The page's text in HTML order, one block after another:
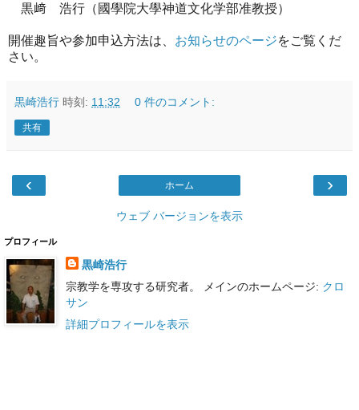
黒﨑 浩行（國學院大學神道文化学部准教授）
開催趣旨や参加申込方法は、 お知らせのページをご覧くだ
さい。
黒崎浩行 時刻: 11:32 0 件のコメント:
共有
‹ ›
ホーム
ウェブ バージョンを表示
プロフィール
黒崎浩行
宗教学を専攻する研究者。 メインのホームページ: クロ
サン
詳細プロフィールを表示